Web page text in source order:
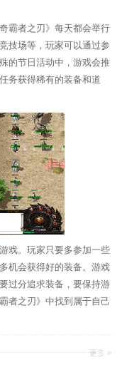
霸者之刃》每天都会举行
技场等，玩家可以通过参
的节日活动中，游戏会推
务获得稀有的装备和道
戏。玩家只要多参加一些
机会获得好的装备。游戏
过分追求装备，要保持游
者之刃》中找到属于自己